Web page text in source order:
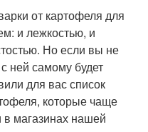
от картофеля для
и лежкостью, и
Но если вы не
ней самому будет
для вас список
которые чаще
в магазинах нашей